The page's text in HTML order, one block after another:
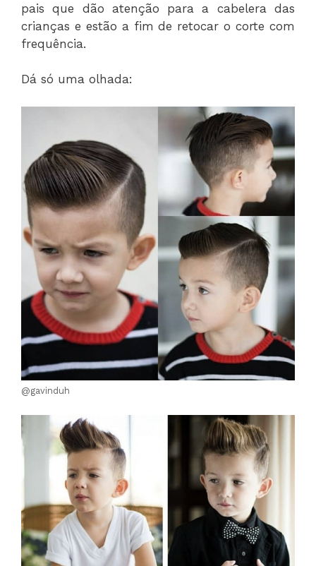
pais que dão atenção para a cabelera das
crianças e estão a fim de retocar o corte com
frequência.
Dá só uma olhada:
@gavinduh